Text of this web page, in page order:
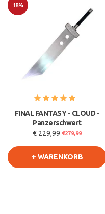
18%
FINAL FANTASY - CLOUD -
Panzerschwert
€ 229,99 €279,99
+ WARENKORB